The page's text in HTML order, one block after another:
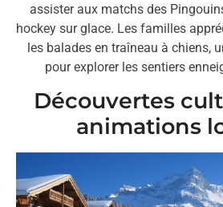
assister aux matchs des
hockey sur glace. Les familles
les balades en traîneau à chiens,
pour explorer les sentiers
Découvertes
animations